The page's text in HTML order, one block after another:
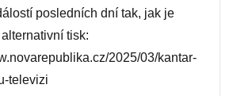
posledních dní tak, jak je
tisk:
2025/­03/kan­tar-
televizi